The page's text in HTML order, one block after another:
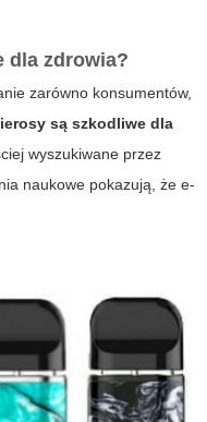
dla zdrowia?
zarówno konsumentów,
są szkodliwe dla
wyszukiwane przez
naukowe pokazują, że e-